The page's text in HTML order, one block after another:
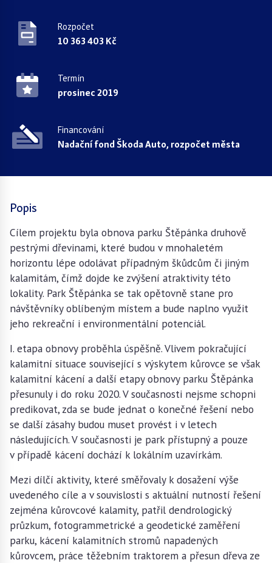
Rozpočet
10 363 403 Kč
Termín
prosinec 2019
Financování
Nadační fond Škoda Auto, rozpočet města
Popis
Cílem projektu byla obnova parku Štěpánka druhově
pestrými dřevinami, které budou v mnohaletém
horizontu lépe odolávat případným škůdcům či jiným
kalamitám, čímž dojde ke zvýšení atraktivity této
lokality. Park Štěpánka se tak opětovně stane pro
návštěvníky oblíbeným místem a bude naplno využit
jeho rekreační i environmentální potenciál.
I. etapa obnovy proběhla úspěšně. Vlivem pokračující
kalamitní situace související s výskytem kůrovce se však
kalamitní kácení a další etapy obnovy parku Štěpánka
přesunuly i do roku 2020. V současnosti nejsme schopni
predikovat, zda se bude jednat o konečné řešení nebo
se další zásahy budou muset provést i v letech
následujících. V současnosti je park přístupný a pouze
v případě kácení dochází k lokálním uzavírkám.
Mezi dílčí aktivity, které směřovaly k dosažení výše
uvedeného cíle a v souvislosti s aktuální nutností řešení
zejména kůrovcové kalamity, patřil dendrologický
průzkum, fotogrammetrické a geodetické zaměření
parku, kácení kalamitních stromů napadených
kůrovcem, práce těžebním traktorem a přesun dřeva ze